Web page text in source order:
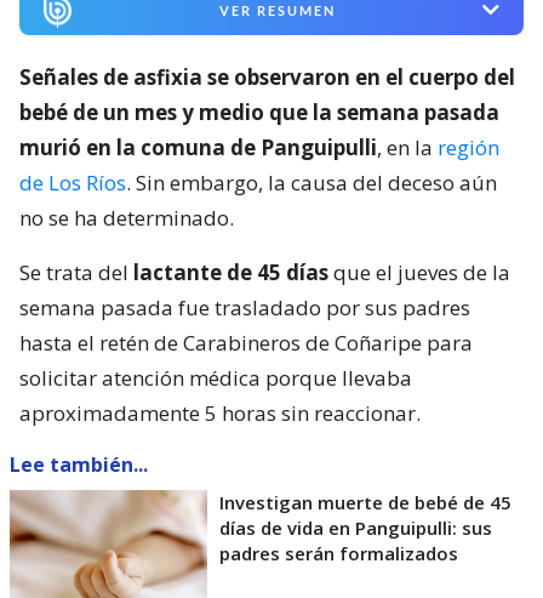
VER RESUMEN
Señales de asfixia se observaron en el cuerpo del
bebé de un mes y medio que la semana pasada
murió en la comuna de Panguipulli, en la región
de Los Ríos. Sin embargo, la causa del deceso aún
no se ha determinado.
Se trata del lactante de 45 díasque el jueves de la
semana pasada fue trasladado por sus padres
hasta el retén de Carabineros de Coñaripe para
solicitar atención médica porque llevaba
aproximadamente 5 horas sin reaccionar.
Lee también...
Investigan muerte de bebé de 45
días de vida en Panguipulli: sus
padres serán formalizados